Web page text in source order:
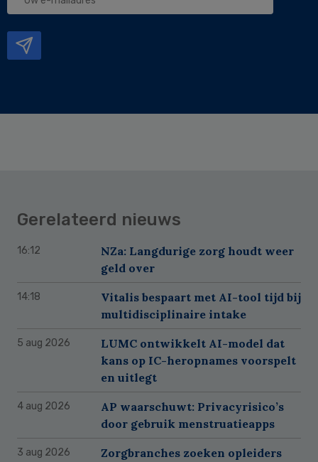
Gerelateerd nieuws
16:12
NZa: Langdurige zorg houdt weer
geld over
14:18
Vitalis bespaart met AI-tool tijd bij
multidisciplinaire intake
5 aug 2026
LUMC ontwikkelt AI-model dat
kans op IC-heropnames voorspelt
en uitlegt
4 aug 2026
AP waarschuwt: Privacyrisico’s
door gebruik menstruatieapps
3 aug 2026
Zorgbranches zoeken opleiders